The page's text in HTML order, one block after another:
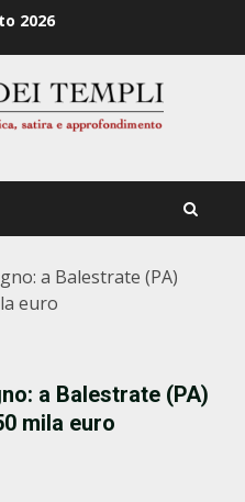
2026
a Balestrate (PA)
euro
a Balestrate (PA)
mila euro